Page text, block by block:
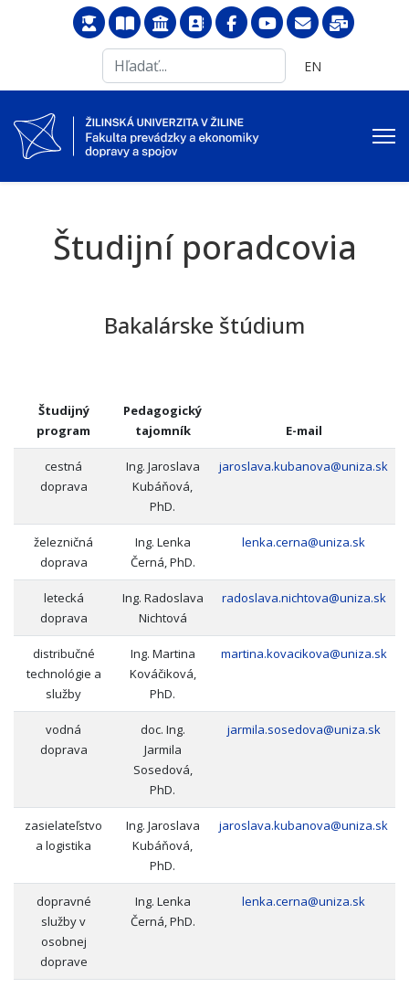
...
Vyberte váš jazyk
EN
Študijní poradcovia
Bakalárske štúdium
Študijný
program
Pedagogický
tajomník
E-mail
cestná
doprava
Ing. Jaroslava
Kubáňová,
PhD.
jaroslava.kubanova@uniza.sk
železničná
doprava
Ing. Lenka
Černá, PhD.
lenka.cerna@uniza.sk
letecká
doprava
Ing. Radoslava
Nichtová
radoslava.nichtova@uniza.sk
distribučné
technológie a
služby
Ing. Martina
Kováčiková,
PhD.
martina.kovacikova@uniza.sk
vodná
doprava
doc. Ing.
Jarmila
Sosedová,
PhD.
jarmila.sosedova@uniza.sk
zasielateľstvo
a logistika
Ing. Jaroslava
Kubáňová,
PhD.
jaroslava.kubanova@uniza.sk
dopravné
služby v
osobnej
doprave
Ing. Lenka
Černá, PhD.
lenka.cerna@uniza.sk